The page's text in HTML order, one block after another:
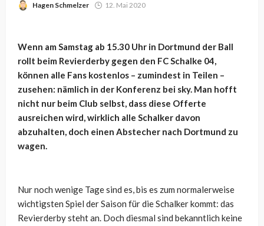
Hagen Schmelzer 12. Mai 2020
Wenn am Samstag ab 15.30 Uhr in Dortmund der Ball
rollt beim Revierderby gegen den FC Schalke 04,
können alle Fans kostenlos – zumindest in Teilen –
zusehen: nämlich in der Konferenz bei sky. Man hofft
nicht nur beim Club selbst, dass diese Offerte
ausreichen wird, wirklich alle Schalker davon
abzuhalten, doch einen Abstecher nach Dortmund zu
wagen.
Nur noch wenige Tage sind es, bis es zum normalerweise
wichtigsten Spiel der Saison für die Schalker kommt: das
Revierderby steht an. Doch diesmal sind bekanntlich keine